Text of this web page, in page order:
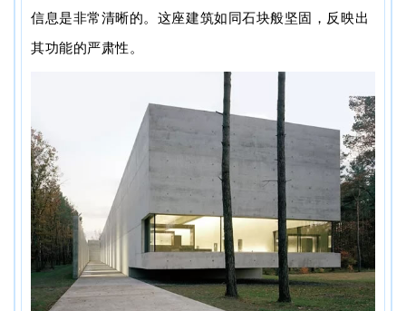
信息是非常清晰的。这座建筑如同石块般坚固，反映出
其功能的严肃性。